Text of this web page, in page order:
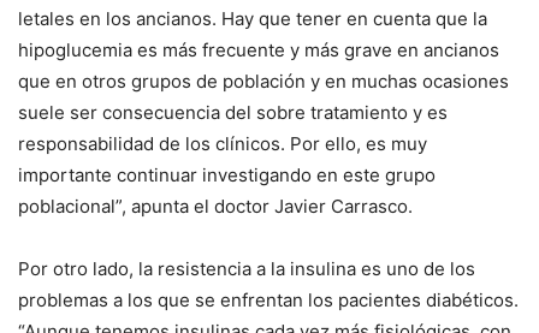
letales en los ancianos. Hay que tener en cuenta que la
hipoglucemia es más frecuente y más grave en ancianos
que en otros grupos de población y en muchas ocasiones
suele ser consecuencia del sobre tratamiento y es
responsabilidad de los clínicos. Por ello, es muy
importante continuar investigando en este grupo
poblacional”, apunta el doctor Javier Carrasco.
Por otro lado, la resistencia a la insulina es uno de los
problemas a los que se enfrentan los pacientes diabéticos.